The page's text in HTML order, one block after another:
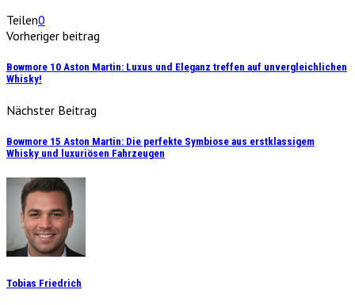
Teilen0
Vorheriger beitrag
Bowmore 10 Aston Martin: Luxus und Eleganz treffen auf unvergleichlichen
Whisky!
Nächster Beitrag
Bowmore 15 Aston Martin: Die perfekte Symbiose aus erstklassigem
Whisky und luxuriösen Fahrzeugen
Tobias Friedrich